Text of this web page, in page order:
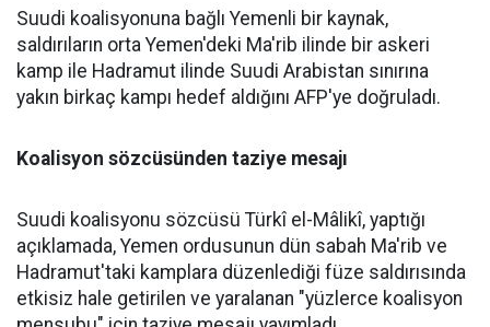
Suudi koalisyonuna bağlı Yemenli bir kaynak,
saldırıların orta Yemen'deki Ma'rib ilinde bir askeri
kamp ile Hadramut ilinde Suudi Arabistan sınırına
yakın birkaç kampı hedef aldığını AFP'ye doğruladı.
Koalisyon sözcüsünden taziye mesajı
Suudi koalisyonu sözcüsü Türkî el-Mâlikî, yaptığı
açıklamada, Yemen ordusunun dün sabah Ma'rib ve
Hadramut'taki kamplara düzenlediği füze saldırısında
etkisiz hale getirilen ve yaralanan "yüzlerce koalisyon